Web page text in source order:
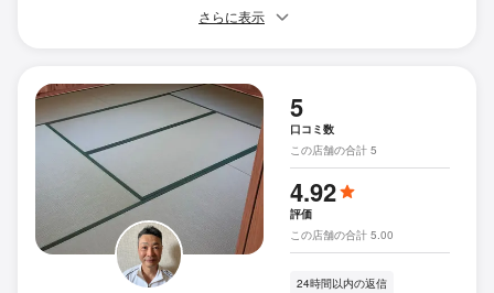
さらに表示
5
口コミ数
この店舗の合計 5
4.92
評価
この店舗の合計 5.00
24時間以内の返信